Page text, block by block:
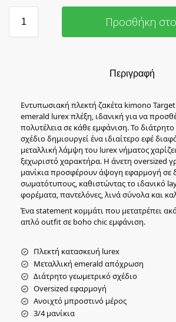
Προσθήκη
Περιγραφή
Εντυπωσιακή πλεκτή ζακέτα kimono
emerald lurex πλέξη, ιδανική για να
πολυτέλεια σε κάθε εμφάνιση. Το
σχέδιο δημιουργεί ένα ιδιαίτερο εφέ
μεταλλική λάμψη του lurex νήματος
ξεχωριστό χαρακτήρα. Η άνετη oversized
μανίκια προσφέρουν άψογη εφαρμογή σε
σωματότυπους, καθιστώντας το ιδανικό
φορέματα, παντελόνες, λινά σύνολα και
Ένα statement κομμάτι που μετατρέπει
απλό outfit σε boho chic εμφάνιση.
Πλεκτή κατασκευή lurex
Μεταλλική emerald απόχρωση
Διάτρητο γεωμετρικό σχέδιο
Oversized εφαρμογή
Ανοιχτό μπροστινό μέρος
3/4 μανίκια